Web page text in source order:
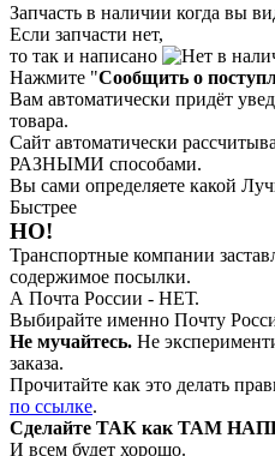
Запчасть в наличии когда вы
Если запчасти нет,
то так и написано
Нажмите "Сообщить о
Вам автоматически придёт
товара.
Сайт автоматически
РАЗНЫМИ способами.
Вы сами определяете какой
Быстрее
НО!
Транспортные компании
содержимое посылки.
А Почта России - НЕТ.
Выбирайте именно Почту
Не мучайтесь. Не
заказа.
Прочитайте как это делать
по ссылке.
Сделайте ТАК как ТАМ
И всем будет хорошо.